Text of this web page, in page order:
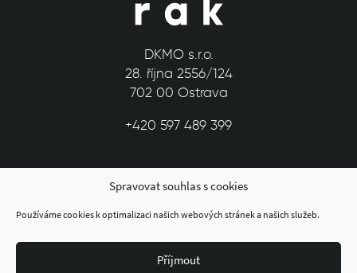
Spravovat souhlas s cookies
Používáme cookies k optimalizaci našich webových stránek a našich služeb.
Příjmout
DKMO s.r.o.
28. října 2556/124
702 00 Ostrava
+420 597 489 399